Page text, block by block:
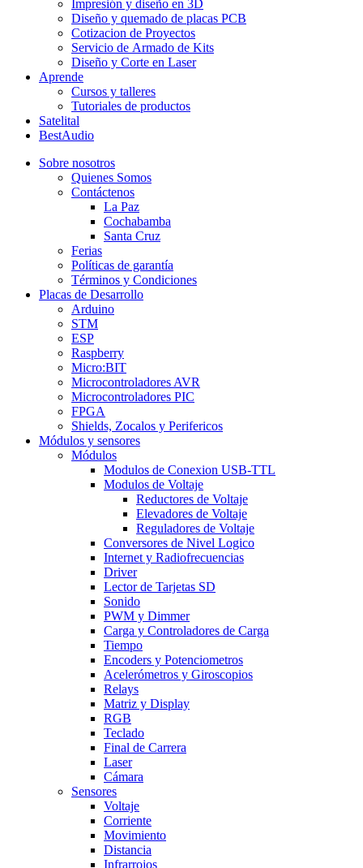
Impresión y diseño en 3D
Diseño y quemado de placas PCB
Cotizacion de Proyectos
Servicio de Armado de Kits
Diseño y Corte en Laser
Aprende
Cursos y talleres
Tutoriales de productos
Satelital
BestAudio
Sobre nosotros
Quienes Somos
Contáctenos
La Paz
Cochabamba
Santa Cruz
Ferias
Políticas de garantía
Términos y Condiciones
Placas de Desarrollo
Arduino
STM
ESP
Raspberry
Micro:BIT
Microcontroladores AVR
Microcontroladores PIC
FPGA
Shields, Zocalos y Perifericos
Módulos y sensores
Módulos
Modulos de Conexion USB-TTL
Modulos de Voltaje
Reductores de Voltaje
Elevadores de Voltaje
Reguladores de Voltaje
Conversores de Nivel Logico
Internet y Radiofrecuencias
Driver
Lector de Tarjetas SD
Sonido
PWM y Dimmer
Carga y Controladores de Carga
Tiempo
Encoders y Potenciometros
Acelerómetros y Giroscopios
Relays
Matriz y Display
RGB
Teclado
Final de Carrera
Laser
Cámara
Sensores
Voltaje
Corriente
Movimiento
Distancia
Infrarrojos